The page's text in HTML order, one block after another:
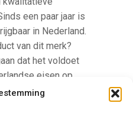
een paar jaar is
in Nederland.
van dit merk?
dat het voldoet
eisen op